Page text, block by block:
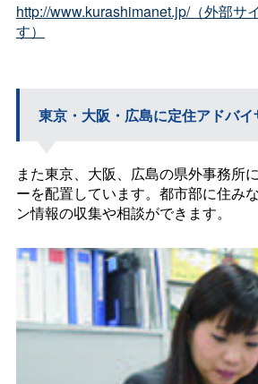
http://www.kurashimanet.jp/（外部サ
す）
東京・大阪・広島に定住アドバイ
また東京、大阪、広島の県外事務所
ーを配置しています。都市部に住み
ン情報の収集や相談ができます。